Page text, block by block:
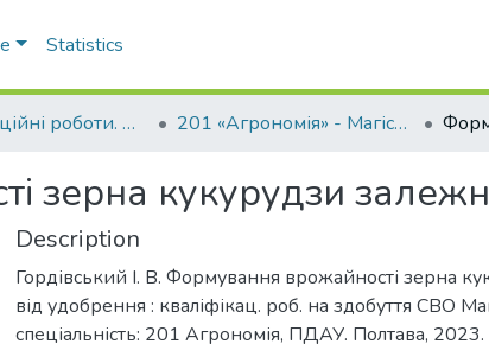
Statistics
Кваліфікаційні роботи. ННІ агротехнологій, селекції та екології 201 «Агрономія» - Магістри 2023-2024
зерна кукурудзи
Description
Гордівський І. В. Формування врожайності зерна
від удобрення : кваліфікац. роб. на здобуття СВО
спеціальність: 201 Агрономія, ПДАУ. Полтава, 2023.